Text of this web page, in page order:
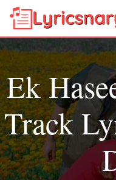
Skip
content
Ek
Track